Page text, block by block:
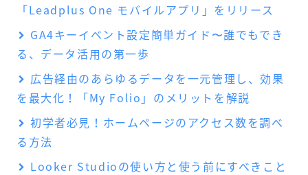
「Leadplus One モバイルアプリ」をリリース
GA4キーイベント設定簡単ガイド〜誰でもでき
る、データ活用の第一歩
広告経由のあらゆるデータを一元管理し、効果
を最大化！「My Folio」のメリットを解説
初学者必見！ホームページのアクセス数を調べ
る方法
Looker Studioの使い方と使う前にすべきこと